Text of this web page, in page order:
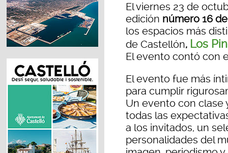
El viernes 23 de
edición número 16
los espacios más
de Castellón, Los
El evento contó con
El evento fue más
para cumplir
Un evento con clase
todas las
a los invitados, un
personalidades del